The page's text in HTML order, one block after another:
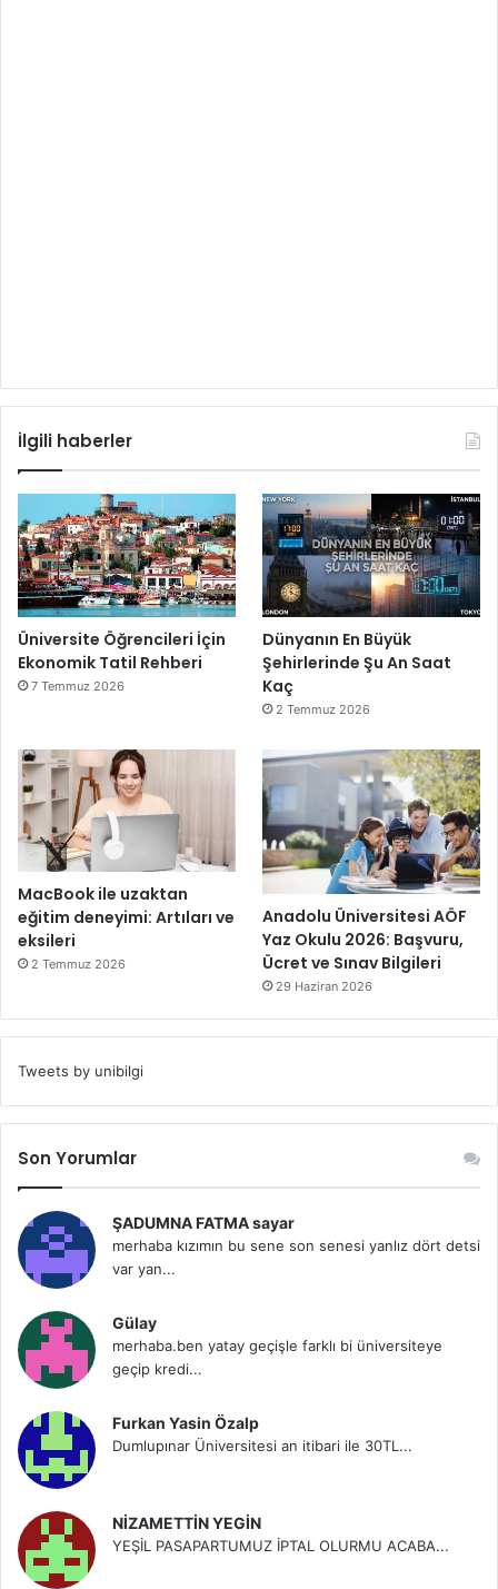
İlgili haberler
Üniversite Öğrencileri İçin
Ekonomik Tatil Rehberi
7 Temmuz 2026
Dünyanın En Büyük
Şehirlerinde Şu An Saat
Kaç
2 Temmuz 2026
MacBook ile uzaktan
eğitim deneyimi: Artıları ve
eksileri
2 Temmuz 2026
Anadolu Üniversitesi AÖF
Yaz Okulu 2026: Başvuru,
Ücret ve Sınav Bilgileri
29 Haziran 2026
Tweets by unibilgi
Son Yorumlar
ŞADUMNA FATMA sayar
merhaba kızımın bu sene son senesi yanlız dört detsi
var yan...
Gülay
merhaba.ben yatay geçişle farklı bi üniversiteye
geçip kredi...
Furkan Yasin Özalp
Dumlupınar Üniversitesi an itibari ile 30TL...
NİZAMETTİN YEGİN
YEŞİL PASAPARTUMUZ İPTAL OLURMU ACABA...